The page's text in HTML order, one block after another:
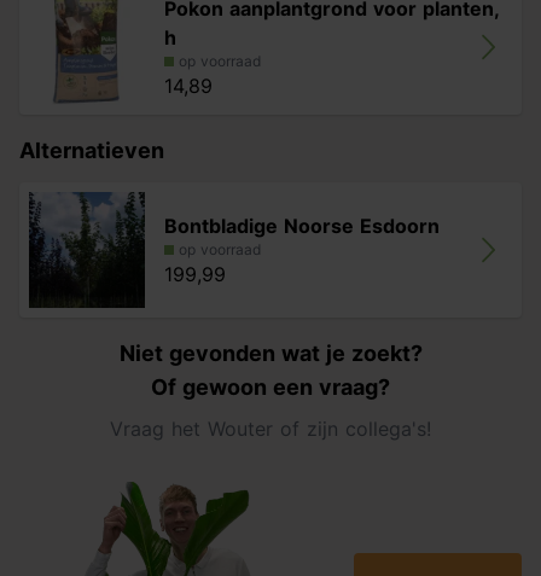
Pokon aanplantgrond voor planten,
h
op voorraad
14,89
Alternatieven
Bontbladige Noorse Esdoorn
op voorraad
199,99
Niet gevonden wat je zoekt?
Of gewoon een vraag?
Vraag het Wouter of zijn collega's!